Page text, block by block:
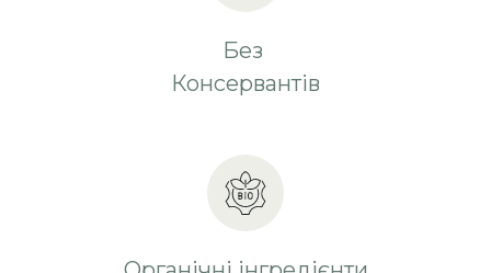
Без
Консервантів